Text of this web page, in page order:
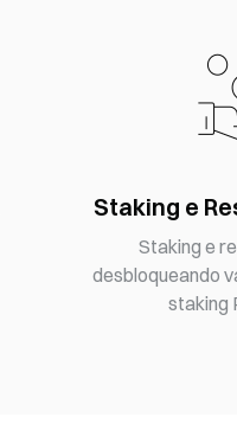
Staking e
Staking e
desbloqueando
staking